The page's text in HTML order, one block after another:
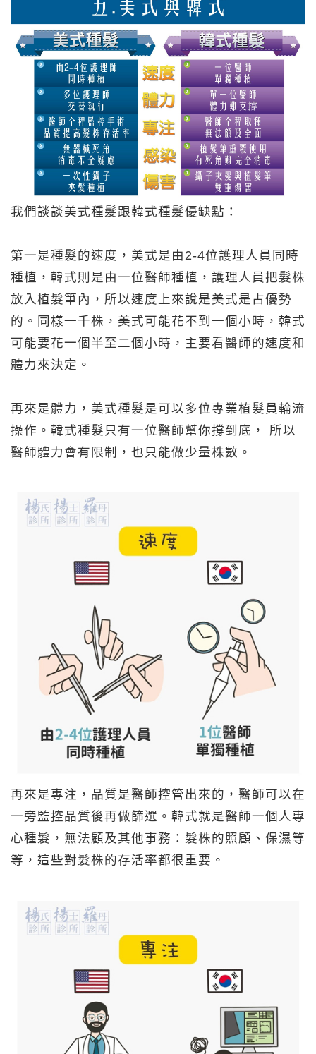
我們談談美式種髮跟韓式種髮優缺點：
第一是種髮的速度，美式是由2-4位護理人員同時
種植，韓式則是由一位醫師種植，護理人員把髮株
放入植髮筆內，所以速度上來說是美式是占優勢
的。同樣一千株，美式可能花不到一個小時，韓式
可能要花一個半至二個小時，主要看醫師的速度和
體力來決定。
再來是體力，美式種髮是可以多位專業植髮員輪流
操作。韓式種髮只有一位醫師幫你撐到底， 所以
醫師體力會有限制，也只能做少量株數。
再來是專注，品質是醫師控管出來的，醫師可以在
一旁監控品質後再做篩選。韓式就是醫師一個人專
心種髮，無法顧及其他事務：髮株的照顧、保濕等
等，這些對髮株的存活率都很重要。